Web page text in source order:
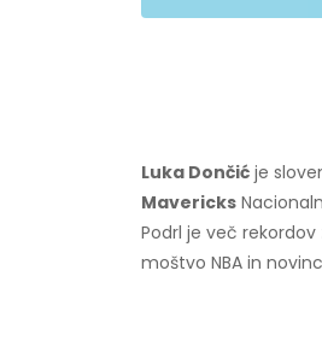
Luka Dončić je
Mavericks
Podrl je več rekordov
moštvo NBA in